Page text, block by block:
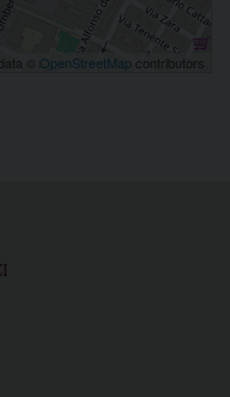
© OpenStreetMap contributors